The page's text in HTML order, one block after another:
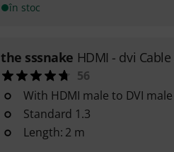
în stoc
the sssnake HDMI - dvi
56
With HDMI male to DVI male
Standard 1.3
Length: 2 m